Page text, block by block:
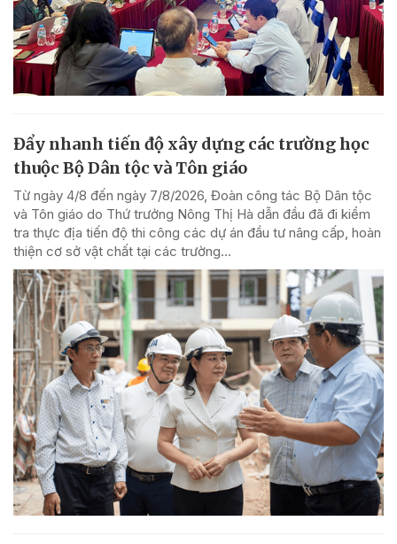
Đẩy nhanh tiến độ xây dựng các trường học
thuộc Bộ Dân tộc và Tôn giáo
Từ ngày 4/8 đến ngày 7/8/2026, Đoàn công tác Bộ Dân tộc
và Tôn giáo do Thứ trưởng Nông Thị Hà dẫn đầu đã đi kiểm
tra thực địa tiến độ thi công các dự án đầu tư nâng cấp, hoàn
thiện cơ sở vật chất tại các trường...